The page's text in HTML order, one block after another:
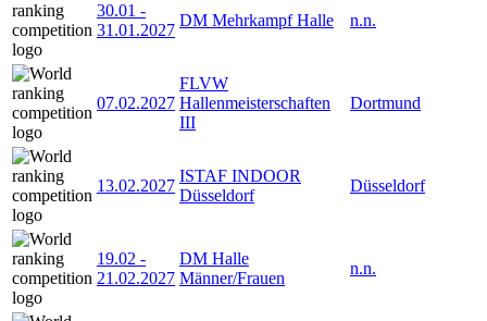
30.01 -
31.01.2027
DM Mehrkampf Halle n.n.
07.02.2027
FLVW
Hallenmeisterschaften
III
Dortmund
13.02.2027
ISTAF INDOOR
Düsseldorf
Düsseldorf
19.02 -
21.02.2027
DM Halle
Männer/Frauen
n.n.